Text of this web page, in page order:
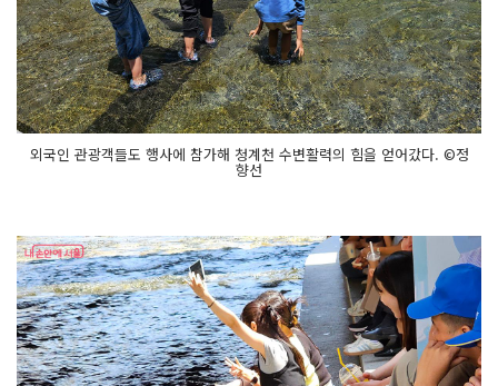
외국인 관광객들도 행사에 참가해 청계천 수변활력의 힘을 얻어갔다. ©정
향선